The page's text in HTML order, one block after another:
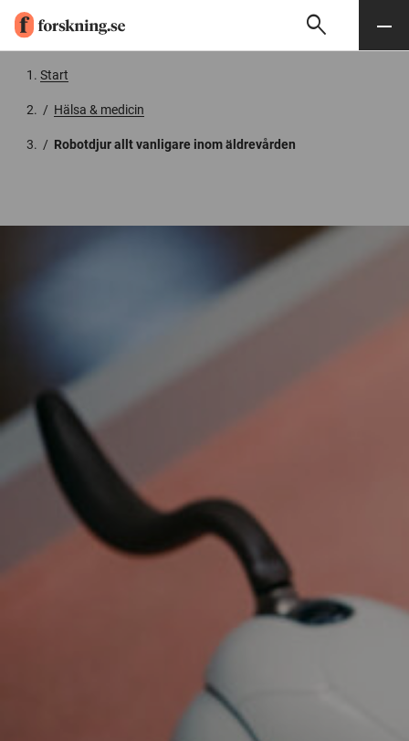
Söksearch Meny
Start
/ Hälsa & medicin
/ Robotdjur allt vanligare inom äldrevården